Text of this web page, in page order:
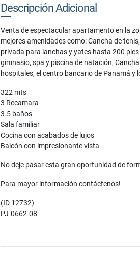
Descripción Adicional
Venta de espectacular apartamento en la
mejores amenidades como: Cancha de
privada para lanchas y yates hasta 200
gimnasio, spa y piscina de natación,
hospitales, el centro bancario de Panamá y
322 mts
3 Recamara
3.5 baños
Sala familiar
Cocina con acabados de lujos
Balcón con impresionante vista
No deje pasar esta gran oportunidad de
Para mayor información contáctenos!
(ID 12732)
PJ-0662-08